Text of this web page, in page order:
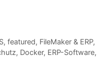
, featured, FileMaker & ERP,
, Docker, ERP-Software,